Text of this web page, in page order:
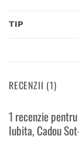
TIP
RECENZII (1)
1 recenzie pentru
Iubita, Cadou